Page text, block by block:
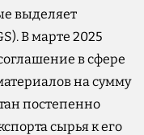
выделяет
В марте 2025
в сфере
на сумму
постепенно
сырья к его